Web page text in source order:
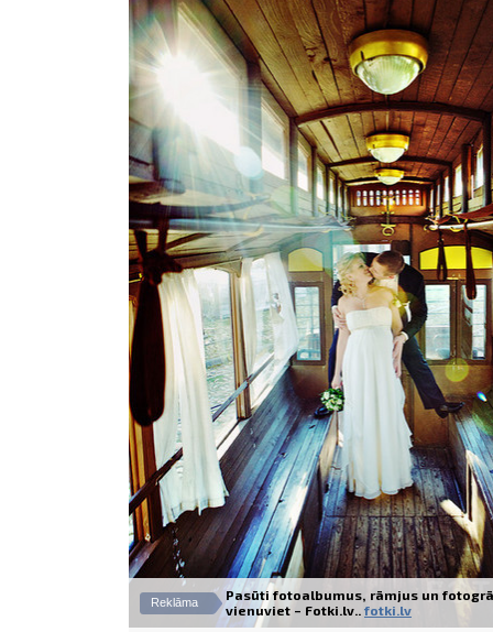
Reklāma
Pasūti fotoalbumus, rāmjus un
vienuviet – Fotki.lv.. fotki.lv